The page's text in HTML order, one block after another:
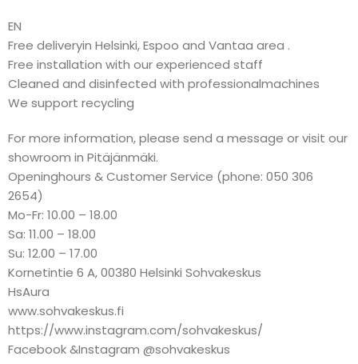
EN
Free deliveryin Helsinki, Espoo and Vantaa area .
Free installation with our experienced staff
Cleaned and disinfected with professionalmachines
We support recycling
For more information, please send a message or visit our
showroom in Pitäjänmäki.
Openinghours & Customer Service (phone: 050 306
2654)
Mo-Fr: 10.00 – 18.00
Sa: 11.00 – 18.00
Su: 12.00 – 17.00
Kornetintie 6 A, 00380 Helsinki Sohvakeskus
HsAura
www.sohvakeskus.fi
https://www.instagram.com/sohvakeskus/
Facebook &Instagram @sohvakeskus